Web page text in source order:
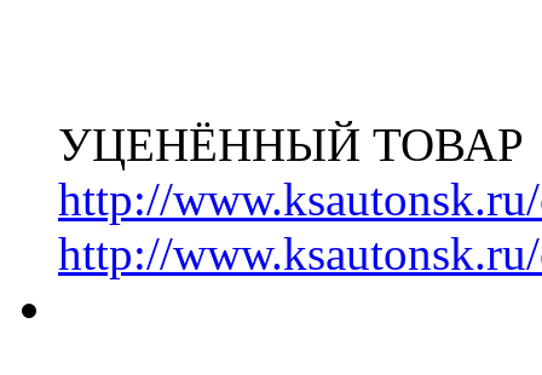
УЦЕНЁННЫЙ ТОВАР
http://
http://